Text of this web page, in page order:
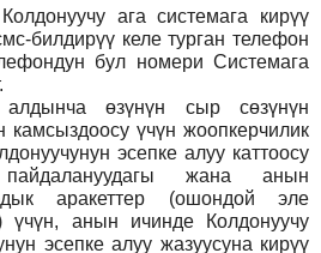
ага системага кирүү
билдирүү келе турган телефон
бул номери Системага
алдынча өзүнүн сыр сөзүнүн
камсыздоосу үчүн жоопкерчилик
эсепке алуу каттоосу
жана анын
аракеттер (ошондой эле
үчүн, анын ичинде Колдонуучу
эсепке алуу жазуусуна кирүү